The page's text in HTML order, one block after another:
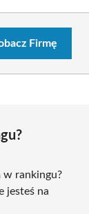
Firmę
w rankingu?
jesteś na